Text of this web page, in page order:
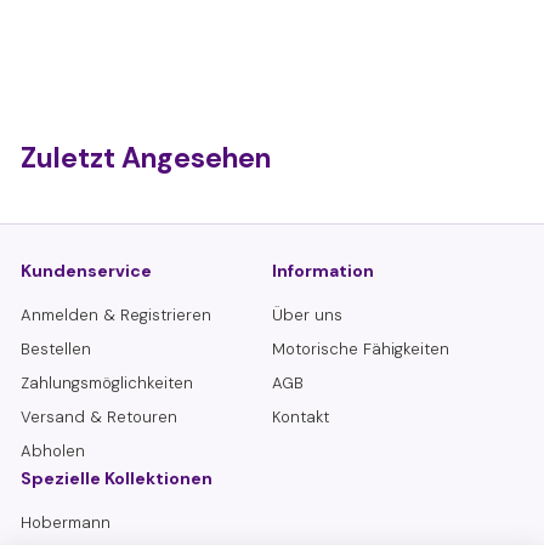
5
Zuletzt Angesehen
Kundenservice
Anmelden & Registrieren
Bestellen
Zahlungsmöglichkeiten
Versand & Retouren
Abholen
Information
Über uns
Motorische Fähigkeiten
AGB
Kontakt
Spezielle Kollektionen
Hobermann